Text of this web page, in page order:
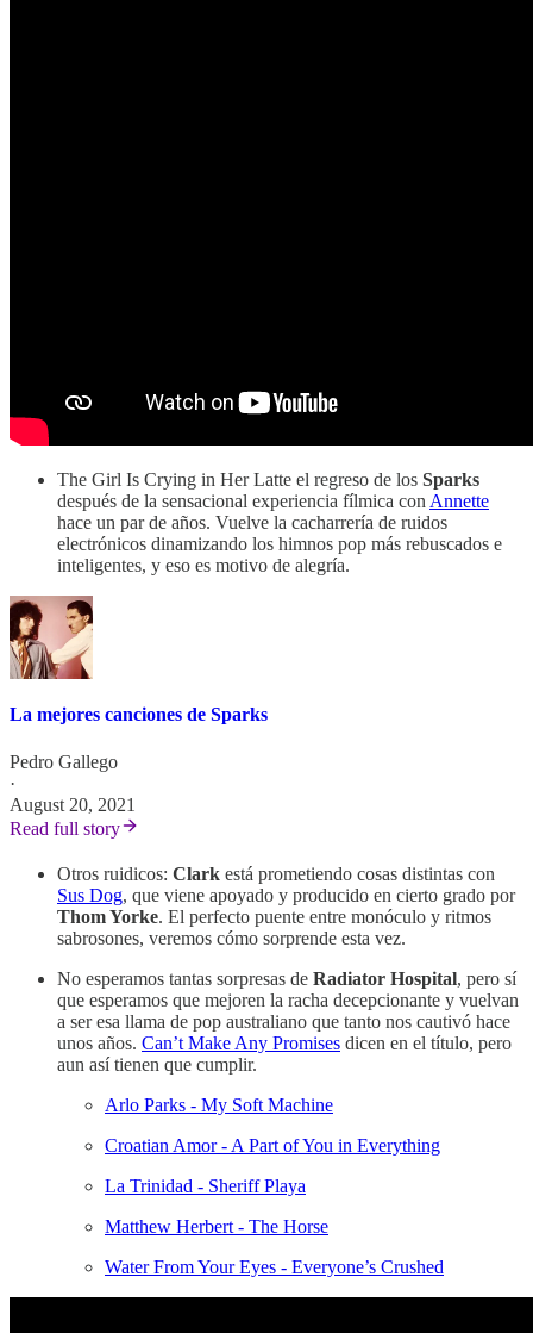
The Girl Is Crying in Her Latte el regreso de los Sparks
después de la sensacional experiencia fílmica con Annette
hace un par de años. Vuelve la cacharrería de ruidos
electrónicos dinamizando los himnos pop más rebuscados e
inteligentes, y eso es motivo de alegría.
La mejores canciones de Sparks
Pedro Gallego
·
August 20, 2021
Read full story
Otros ruidicos: Clark está prometiendo cosas distintas con
Sus Dog, que viene apoyado y producido en cierto grado por
Thom Yorke. El perfecto puente entre monóculo y ritmos
sabrosones, veremos cómo sorprende esta vez.
No esperamos tantas sorpresas de Radiator Hospital, pero sí
que esperamos que mejoren la racha decepcionante y vuelvan
a ser esa llama de pop australiano que tanto nos cautivó hace
unos años. Can’t Make Any Promises dicen en el título, pero
aun así tienen que cumplir.
Arlo Parks - My Soft Machine
Croatian Amor - A Part of You in Everything
La Trinidad - Sheriff Playa
Matthew Herbert - The Horse
Water From Your Eyes - Everyone’s Crushed